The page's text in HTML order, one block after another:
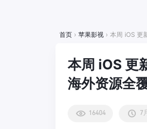
首页 › 苹果影视 › 本周 iOS 更
本周 iOS 更
海外资源全
16404 7